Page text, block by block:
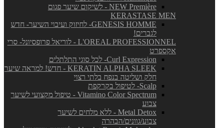
NEW Première - לשיקום שיער פגום
KERASTASE MEN
GENESIS HOMME- לחיזוק ועיבוי השיער- חדש
לגברים!
L'OREAL PROFESSIONNEL - לוריאל פרופסיונל- סרי
אקספרט
Curl Expression- לכל סוגי התלתלים
KERATIN ALPHA SLEEK - חדש! למראה שיער
חלק ושליטה בנפח בלתי רצוי
Scalp- לטיפול בקרקפת
Vitamino Color Spectrum - טיפול מקצועי לשיער
צבוע
Metal Detox - ללא מלחים לשיער
צבוע/גוונים/הבהרה